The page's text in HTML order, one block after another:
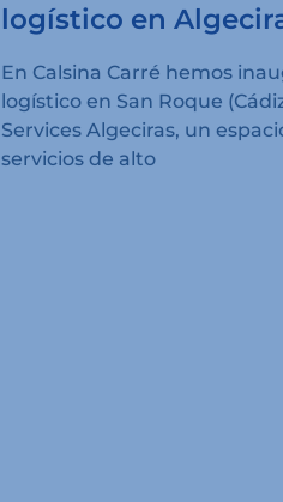
logístico en
En Calsina Carré hemos
logístico en San Roque
Services Algeciras, un
servicios de alto